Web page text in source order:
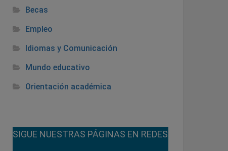
Becas
Empleo
Idiomas y Comunicación
Mundo educativo
Orientación académica
¡SIGUE NUESTRAS PÁGINAS EN REDES!